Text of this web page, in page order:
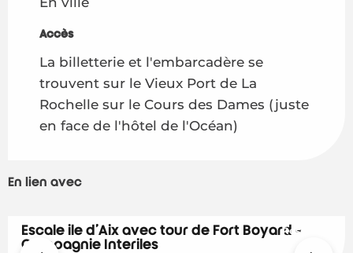
Accès
Accès
La billetterie et l'embarcadère se
trouvent sur le Vieux Port de La
Rochelle sur le Cours des Dames (juste
en face de l'hôtel de l'Océan)
En lien avec
Escale île d'Aix avec tour de Fort Boyard -
Compagnie Interîles
Réservable